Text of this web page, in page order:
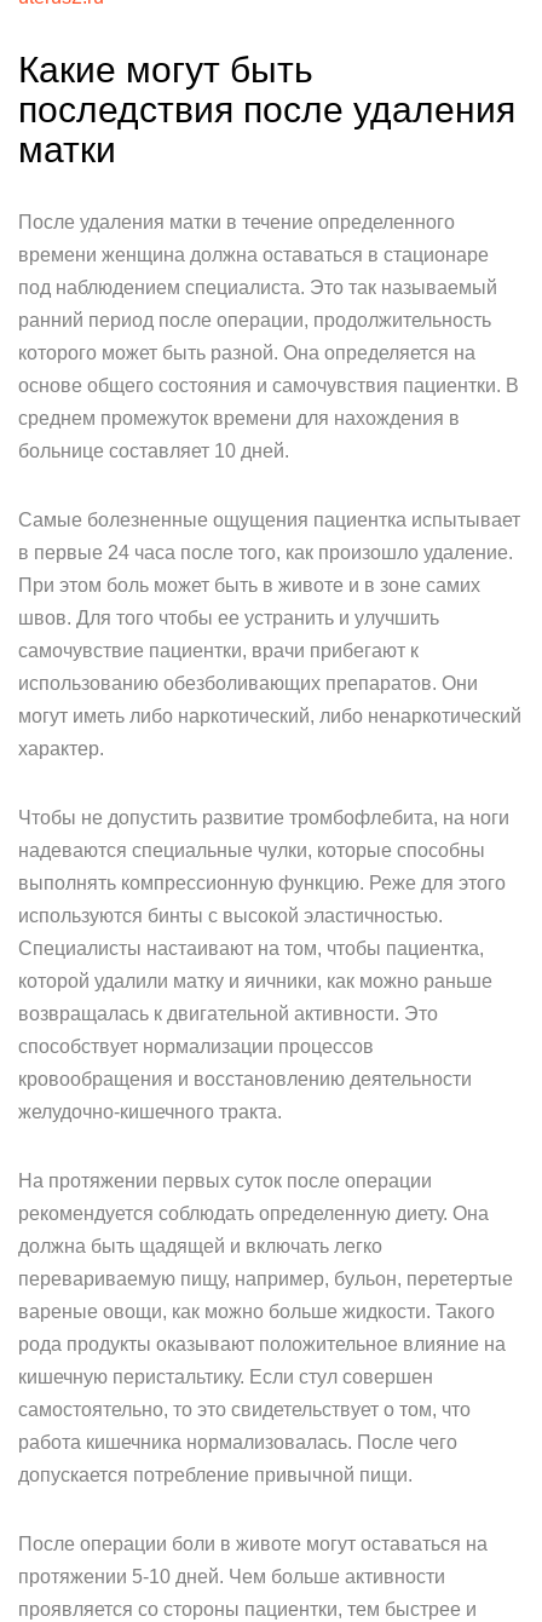
Какие могут быть
последствия после удаления
матки
После удаления матки в течение определенного
времени женщина должна оставаться в стационаре
под наблюдением специалиста. Это так называемый
ранний период после операции, продолжительность
которого может быть разной. Она определяется на
основе общего состояния и самочувствия пациентки. В
среднем промежуток времени для нахождения в
больнице составляет 10 дней.
Самые болезненные ощущения пациентка испытывает
в первые 24 часа после того, как произошло удаление.
При этом боль может быть в животе и в зоне самих
швов. Для того чтобы ее устранить и улучшить
самочувствие пациентки, врачи прибегают к
использованию обезболивающих препаратов. Они
могут иметь либо наркотический, либо ненаркотический
характер.
Чтобы не допустить развитие тромбофлебита, на ноги
надеваются специальные чулки, которые способны
выполнять компрессионную функцию. Реже для этого
используются бинты с высокой эластичностью.
Специалисты настаивают на том, чтобы пациентка,
которой удалили матку и яичники, как можно раньше
возвращалась к двигательной активности. Это
способствует нормализации процессов
кровообращения и восстановлению деятельности
желудочно-кишечного тракта.
На протяжении первых суток после операции
рекомендуется соблюдать определенную диету. Она
должна быть щадящей и включать легко
перевариваемую пищу, например, бульон, перетертые
вареные овощи, как можно больше жидкости. Такого
рода продукты оказывают положительное влияние на
кишечную перистальтику. Если стул совершен
самостоятельно, то это свидетельствует о том, что
работа кишечника нормализовалась. После чего
допускается потребление привычной пищи.
После операции боли в животе могут оставаться на
протяжении 5-10 дней. Чем больше активности
проявляется со стороны пациентки, тем быстрее и